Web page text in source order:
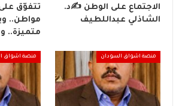
الاجتماع على الوطن ✍️د.
الشاذلي عبداللطيف
تتفوّق
مواطن..
متميزة..
منصة اشواق السودان منصة اشواق